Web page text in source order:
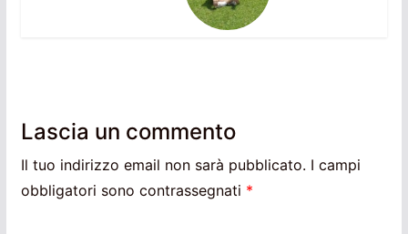
Lascia un commento
Il tuo indirizzo email non sarà pubblicato. I campi
obbligatori sono contrassegnati *